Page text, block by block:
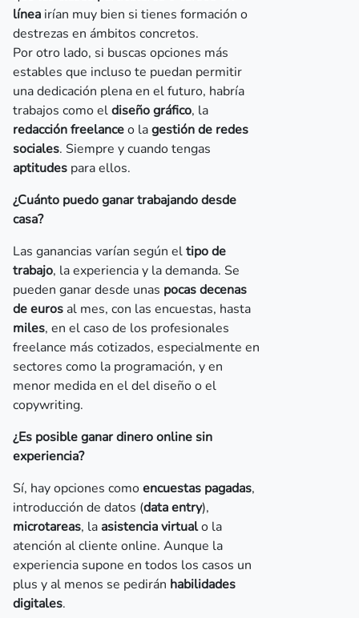
línea irían muy bien si tienes formación o
destrezas en ámbitos concretos.
Por otro lado, si buscas opciones más
estables que incluso te puedan permitir
una dedicación plena en el futuro, habría
trabajos como eldiseño gráfico, la
redacción freelanceo lagestión de redes
sociales. Siempre y cuando tengas
aptitudes para ellos.
¿Cuánto puedo ganar trabajando desde
casa?
Las ganancias varían según eltipo de
trabajo, la experiencia y la demanda. Se
pueden ganar desde unas pocas decenas
de euros al mes, con las encuestas, hasta
miles, en el caso de los profesionales
freelance más cotizados, especialmente en
sectores como la programación, y en
menor medida en el del diseño o el
copywriting.
¿Es posible ganar dinero online sin
experiencia?
Sí, hay opciones comoencuestas pagadas,
introducción de datos (data entry),
microtareas, la asistencia virtualo la
atención al cliente online. Aunque la
experiencia supone en todos los casos un
plus y al menos se pedirán habilidades
digitales.